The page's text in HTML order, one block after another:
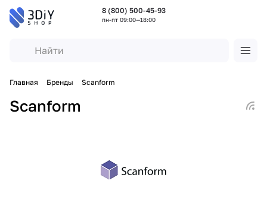
8 (800) 500-45-93
пн-пт 09:00—18:00
Главная Бренды Scanform
Scanform